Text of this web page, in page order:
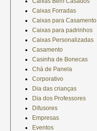
Caixas Forradas
Caixas para Casamento
Caixas para padrinhos
Caixas Personalizadas
Casamento
Casinha de Bonecas
Chá de Panela
Corporativo
Dia das crianças
Dia dos Professores
Difusores
Empresas
Eventos